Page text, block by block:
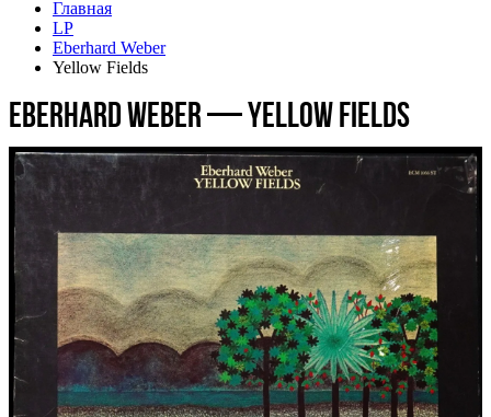
Главная
LP
Eberhard Weber
Yellow Fields
Eberhard Weber — Yellow Fields